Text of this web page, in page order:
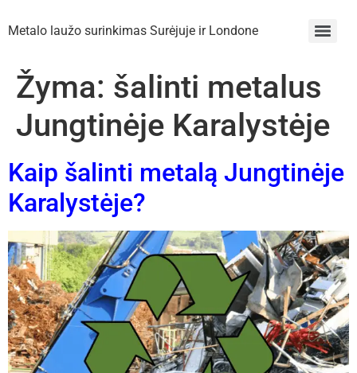
Metalo laužo surinkimas Surėjuje ir Londone
Žyma: šalinti metalus
Jungtinėje Karalystėje
Kaip šalinti metalą Jungtinėje
Karalystėje?